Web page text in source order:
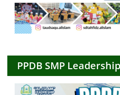
PPDB SMP